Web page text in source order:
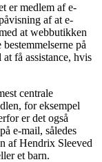
er medlem af e-
af at e-
at webbutikken
på
få assistance, hvis
centrale
for eksempel
er det også
e-mail, således
af Hendrix Sleeved
et barn.